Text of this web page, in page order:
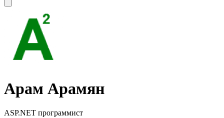
Арам Арамян
ASP.NET программист